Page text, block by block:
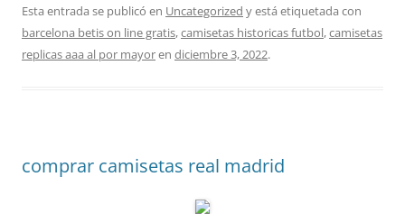
Esta entrada se publicó en Uncategorized y está etiquetada con
barcelona betis on line gratis,camisetas historicas futbol,camisetas
replicas aaa al por mayoren diciembre 3, 2022.
comprar camisetas real madrid